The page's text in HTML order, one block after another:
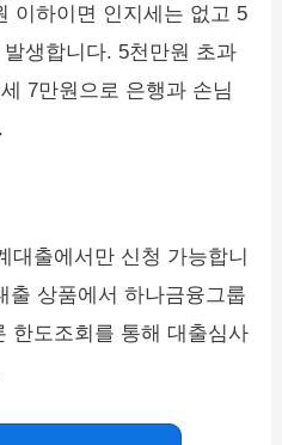
이하이면 인지세는 없고 5
생합니다. 5천만원 초과
7만원으로 은행과 손님
대출에서만 신청 가능합니
출 상품에서 하나금융그룹
한도조회를 통해 대출심사